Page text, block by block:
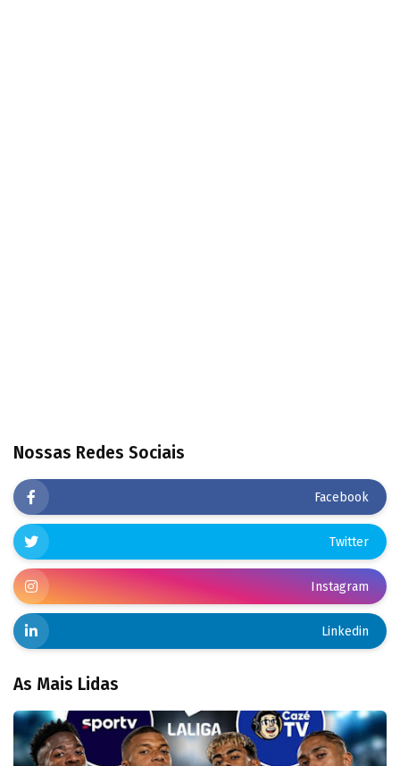
Nossas Redes Sociais
Facebook
Twitter
Instagram
Linkedin
As Mais Lidas